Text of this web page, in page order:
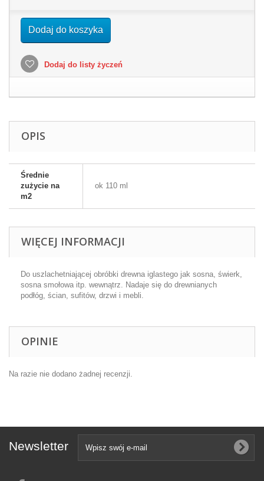
Dodaj do koszyka
Dodaj do listy życzeń
OPIS
Średnie
zużycie na
m2
ok 110 ml
WIĘCEJ INFORMACJI
Do uszlachetniającej obróbki drewna iglastego jak sosna, świerk,
sosna smołowa itp. wewnątrz. Nadaje się do drewnianych
podłóg, ścian, sufitów, drzwi i mebli.
OPINIE
Na razie nie dodano żadnej recenzji.
Newsletter